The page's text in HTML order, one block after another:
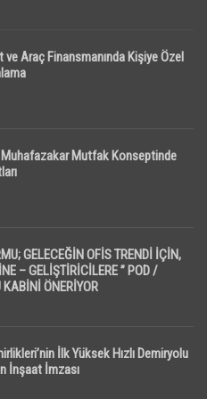
ve Araç Finansmanında Kişiye Özel
Muhafazakar Mutfak Konseptinde
GELECEĞİN OFİS TRENDİ İÇİN,
– GELİŞTİRİCİLERE ” POD /
KABİNİ ÖNERİYOR
İlk Yüksek Hızlı Demiryolu
İnşaat İmzası